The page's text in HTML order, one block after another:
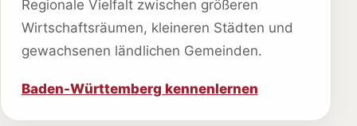
Regionale Vielfalt zwischen größeren
Wirtschaftsräumen, kleineren Städten und
gewachsenen ländlichen Gemeinden.
Baden-Württemberg kennenlernen